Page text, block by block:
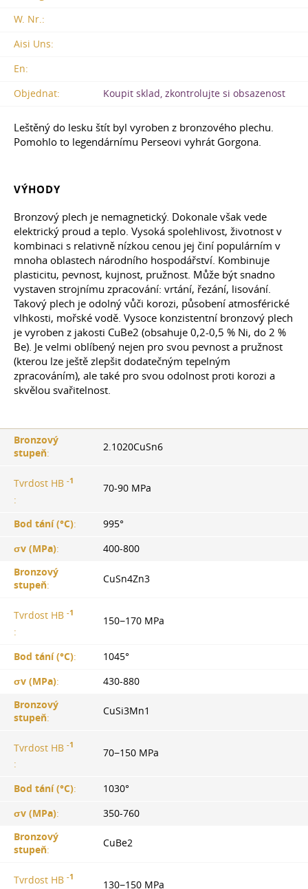
W. Nr.:
Aisi Uns:
En:
Objednat:
Koupit sklad, zkontrolujte si obsazenost
Leštěný do lesku štít byl vyroben z bronzového plechu.
Pomohlo to legendárnímu Perseovi vyhrát Gorgona.
VÝHODY
Bronzový plech je nemagnetický. Dokonale však vede
elektrický proud a teplo. Vysoká spolehlivost, životnost v
kombinaci s relativně nízkou cenou jej činí populárním v
mnoha oblastech národního hospodářství. Kombinuje
plasticitu, pevnost, kujnost, pružnost. Může být snadno
vystaven strojnímu zpracování: vrtání, řezání, lisování.
Takový plech je odolný vůči korozi, působení atmosférické
vlhkosti, mořské vodě. Vysoce konzistentní bronzový plech
je vyroben z jakosti CuBe2 (obsahuje 0,2-0,5 % Ni, do 2 %
Be). Je velmi oblíbený nejen pro svou pevnost a pružnost
(kterou lze ještě zlepšit dodatečným tepelným
zpracováním), ale také pro svou odolnost proti korozi a
skvělou svařitelnost.
Bronzový
stupeň:
2.1020CuSn6
Tvrdost HB -1
:
70-90 MPa
Bod tání (°С):
995°
σv (MPa):
400-800
Bronzový
stupeň:
CuSn4Zn3
Tvrdost HB -1
:
150−170 MPa
Bod tání (°С):
1045°
σv (MPa):
430-880
Bronzový
stupeň:
CuSi3Mn1
Tvrdost HB -1
:
70−150 MPa
Bod tání (°С):
1030°
σv (MPa):
350-760
Bronzový
stupeň:
CuBe2
Tvrdost HB -1
130−150 MPa